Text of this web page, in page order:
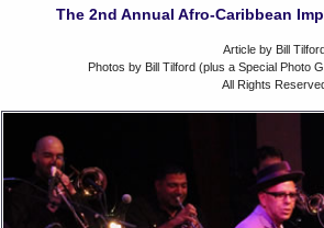
The 2nd Annual Afro-Caribbean
Article by Bill
Photos by Bill Tilford (plus a Special Photo
All Rights